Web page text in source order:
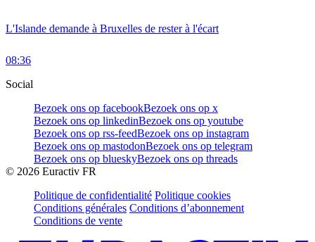
L'Islande demande à Bruxelles de rester à l'écart
08:36
Social
Bezoek ons op facebookBezoek ons op x
Bezoek ons op linkedinBezoek ons op youtube
Bezoek ons op rss-feedBezoek ons op instagram
Bezoek ons op mastodonBezoek ons op telegram
Bezoek ons op blueskyBezoek ons op threads
© 2026 Euractiv FR
Politique de confidentialité Politique cookies
Conditions générales Conditions d’abonnement
Conditions de vente